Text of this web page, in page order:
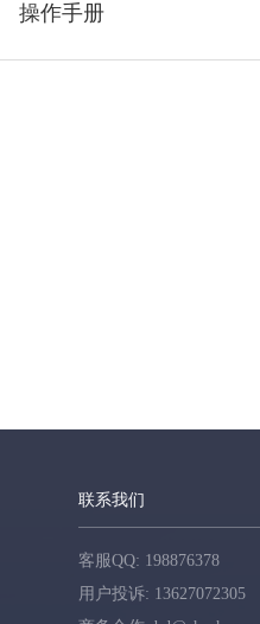
操作手册
联系我们
客服QQ: 198876378
用户投诉: 13627072305